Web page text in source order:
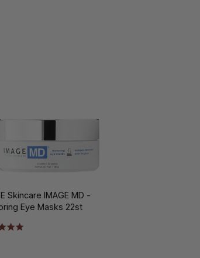
Skincare IMAGE MD -
Eye Masks 22st